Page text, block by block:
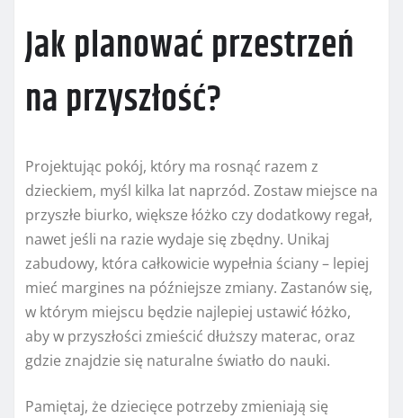
Jak planować przestrzeń
na przyszłość?
Projektując pokój, który ma rosnąć razem z
dzieckiem, myśl kilka lat naprzód. Zostaw miejsce na
przyszłe biurko, większe łóżko czy dodatkowy regał,
nawet jeśli na razie wydaje się zbędny. Unikaj
zabudowy, która całkowicie wypełnia ściany – lepiej
mieć margines na późniejsze zmiany. Zastanów się,
w którym miejscu będzie najlepiej ustawić łóżko,
aby w przyszłości zmieścić dłuższy materac, oraz
gdzie znajdzie się naturalne światło do nauki.
Pamiętaj, że dziecięce potrzeby zmieniają się